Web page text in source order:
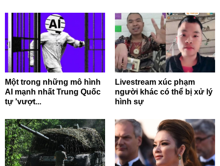
Một trong những mô hình
AI mạnh nhất Trung Quốc
tự 'vượt...
Livestream xúc phạm
người khác có thể bị xử lý
hình sự